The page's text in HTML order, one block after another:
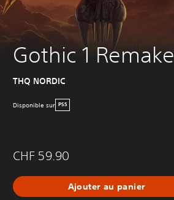
Gothic 1 Remake
THQ NORDIC
Disponible sur PS5
CHF 59.90
Ajouter au panier